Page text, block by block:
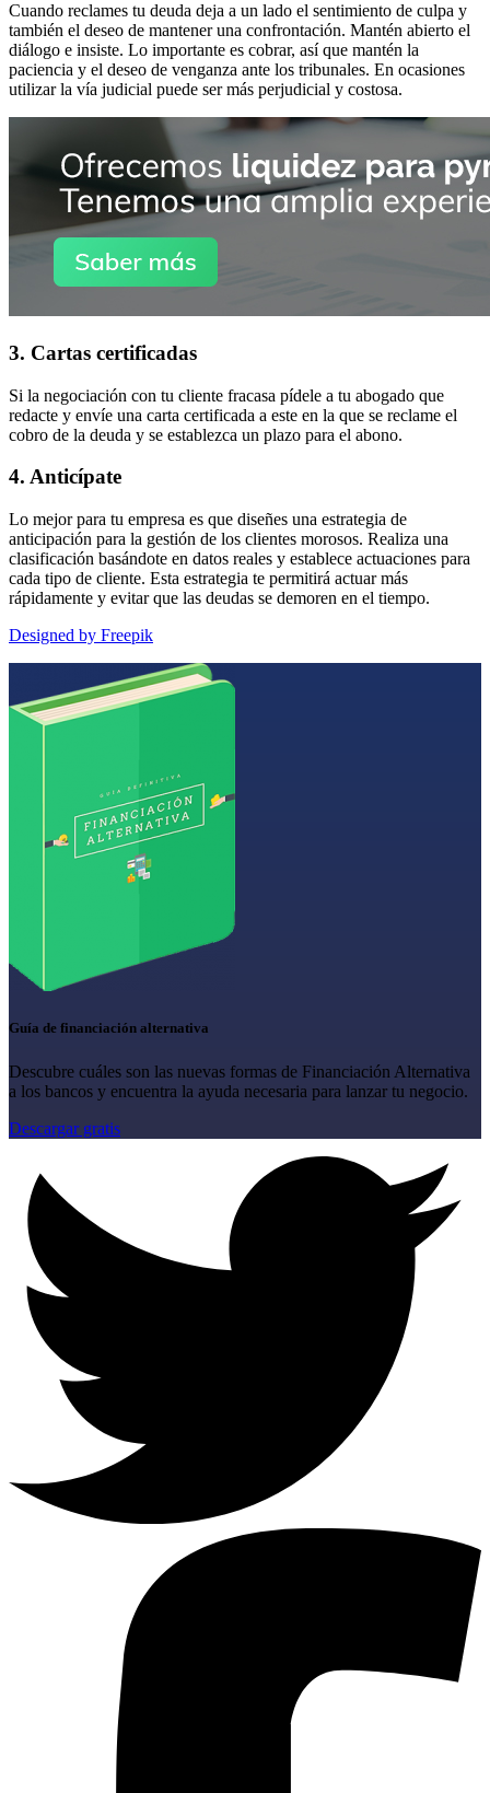
Cuando reclames tu deuda deja a un lado el sentimiento de culpa y
también el deseo de mantener una confrontación. Mantén abierto el
diálogo e insiste. Lo importante es cobrar, así que mantén la
paciencia y el deseo de venganza ante los tribunales. En ocasiones
utilizar la vía judicial puede ser más perjudicial y costosa.
3. Cartas certificadas
Si la negociación con tu cliente fracasa pídele a tu abogado que
redacte y envíe una carta certificada a este en la que se reclame el
cobro de la deuda y se establezca un plazo para el abono.
4. Anticípate
Lo mejor para tu empresa es que diseñes una estrategia de
anticipación para la gestión de los clientes morosos. Realiza una
clasificación basándote en datos reales y establece actuaciones para
cada tipo de cliente. Esta estrategia te permitirá actuar más
rápidamente y evitar que las deudas se demoren en el tiempo.
Designed by Freepik
Guía de financiación alternativa
Descubre cuáles son las nuevas formas de Financiación Alternativa
a los bancos y encuentra la ayuda necesaria para lanzar tu negocio.
Descargar gratis